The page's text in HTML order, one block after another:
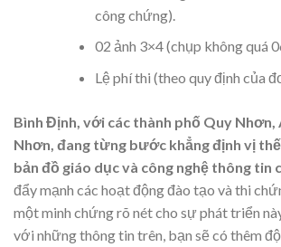
công chứng).
02 ảnh 3×4 (chụp không quá
Lệ phí thi (theo quy định của
Bình Định, với các thành phố Quy Nhơn,
Nhơn, đang từng bước khẳng định vị
bản đồ giáo dục và công nghệ thông tin
đẩy mạnh các hoạt động đào tạo và thi
một minh chứng rõ nét cho sự phát triển
với những thông tin trên, bạn sẽ có thêm